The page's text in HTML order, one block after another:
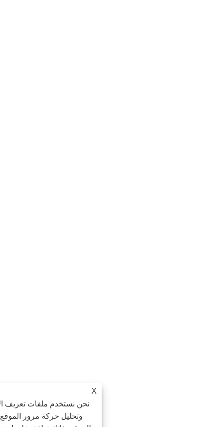
نحن نستخدم ملفات تعريف الارتباط لنقدم لك
وتحليل حركة مرور الموقع، وتخصيص المحتوى.